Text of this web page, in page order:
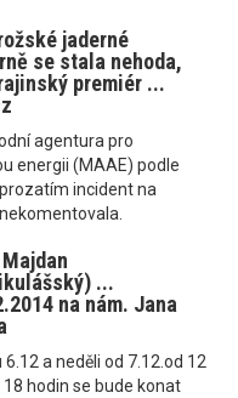
jaderné
se stala nehoda,
premiér ...
agentura pro
energii (MAAE) podle
incident na
...
na nám. Jana
6.12 a neděli od 7.12.od 12
18 hodin se bude konat